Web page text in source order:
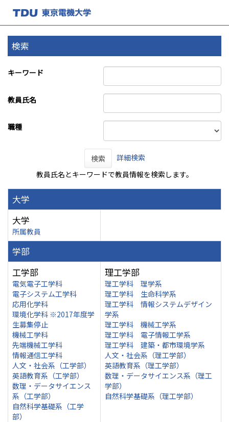
検索
キーワード
教員氏名
職種
検索
詳細検索
教員氏名とキーワードで教員情報を検索します。
大学
大学
所属教員
学部
工学部
電気電子工学科
電子システム工学科
応用化学科
環境化学科 ※2017年度学
生募集停止
機械工学科
先端機械工学科
情報通信工学科
人文・社会系（工学部）
英語教育系（工学部）
数理・データサイエンス
系（工学部）
自然科学基礎系（工学
部）
理工学部
理工学科 理学系
理工学科 生命科学系
理工学科 情報システムデザイン
学系
理工学科 機械工学系
理工学科 電子情報工学系
理工学科 建築・都市環境学系
人文・社会系（理工学部）
英語教育系（理工学部）
数理・データサイエンス系（理工
学部）
自然科学基礎系（理工学部）